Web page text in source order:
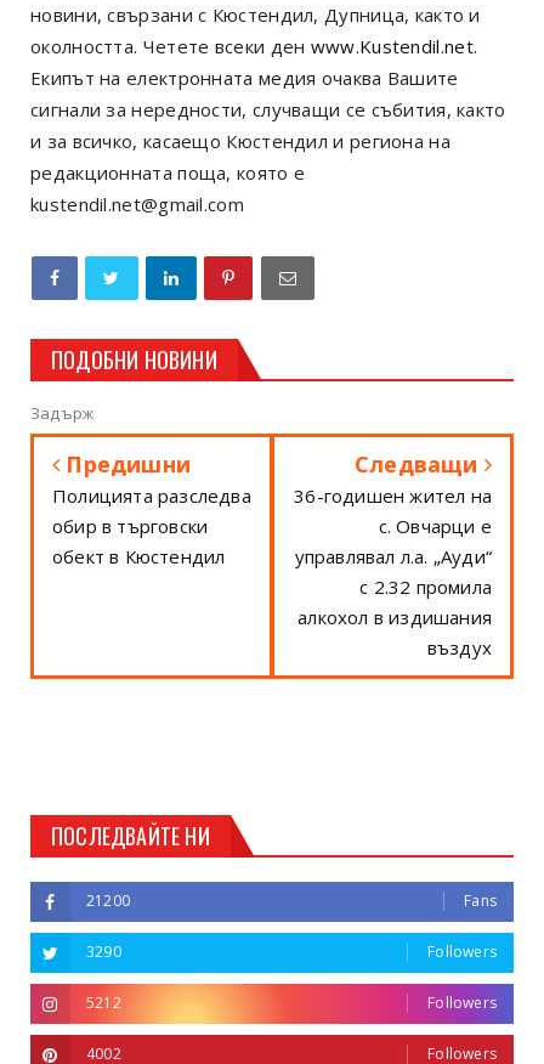
новини, свързани с Кюстендил, Дупница, както и
околността. Четете всеки ден www.Kustendil.net.
Екипът на електронната медия очаква Вашите
сигнали за нередности, случващи се събития, както
и за всичко, касаещо Кюстендил и региона на
редакционната поща, която е
kustendil.net@gmail.com
ПОДОБНИ НОВИНИ
Задърж
Предишни
Полицията разследва
обир в търговски
обект в Кюстендил
Следващи
36-годишен жител на
с. Овчарци е
управлявал л.а. „Ауди“
с 2.32 промила
алкохол в издишания
въздух
ПОСЛЕДВАЙТЕ НИ
21200 Fans
3290 Followers
5212 Followers
4002 Followers